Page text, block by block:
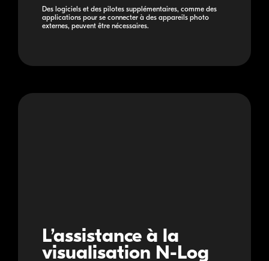
Des logiciels et des pilotes supplémentaires, comme des
applications pour se connecter à des appareils photo
externes, peuvent être nécessaires.
L’assistance à la
visualisation N-Log